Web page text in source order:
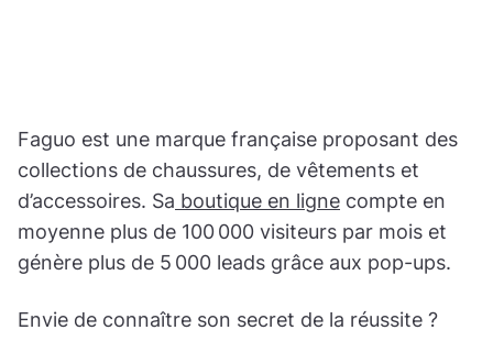
Faguo est une marque française proposant des
collections de chaussures, de vêtements et
d’accessoires. Sa boutique en ligne compte en
moyenne plus de 100 000 visiteurs par mois et
génère plus de 5 000 leads grâce aux pop-ups.
Envie de connaître son secret de la réussite ?